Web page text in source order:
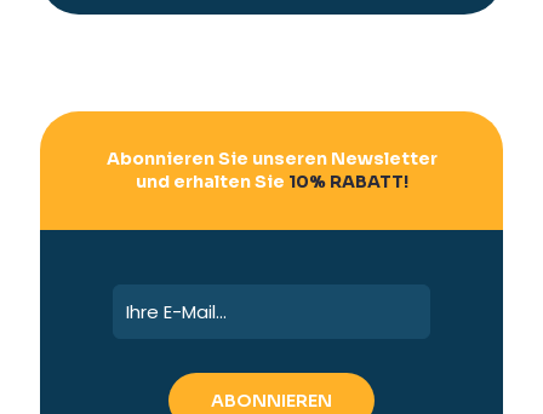
Abonnieren Sie unseren Newsletter
und erhalten Sie 10% RABATT!